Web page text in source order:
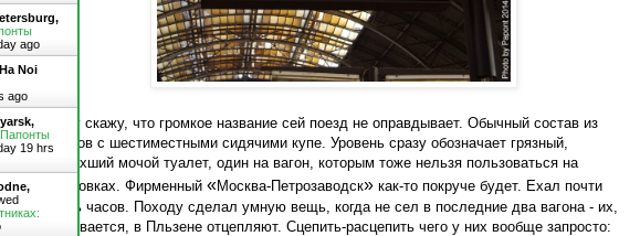
Сразу скажу, что громкое название сей поезд не оправдывает. Обычный состав из
вагонов с шестиместными сидячими купе. Уровень сразу обозначает грязный,
пропахший мочой туалет, один на вагон, которым тоже нельзя пользоваться на
остановках. Фирменный «Москва-Петрозаводск» как-то покруче будет. Ехал почти
шесть часов. Походу сделал умную вещь, когда не сел в последние два вагона - их,
оказывается, в Пльзене отцепляют. Сцепить-расцепить чего у них вообще запросто:
ago
Noi
ago
Папонты
19 hrs